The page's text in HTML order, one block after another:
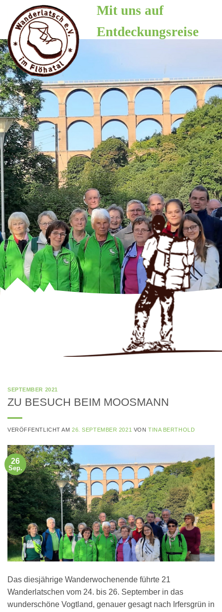
Inhalt
springen
Mit uns auf
Entdeckungsreise
SEPTEMBER 2021
ZU BESUCH BEIM MOOSMANN
VERÖFFENTLICHT AM26. SEPTEMBER 2021 VON TINA BERTHOLD
26
Sep.
Das diesjährige Wanderwochenende führte 21
Wanderlatschen vom 24. bis 26. September in das
wunderschöne Vogtland, genauer gesagt nach Irfersgrün in